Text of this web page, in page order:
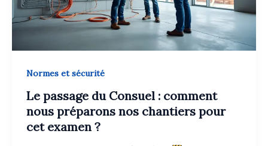
Normes et sécurité
Le passage du Consuel : comment
nous préparons nos chantiers pour
cet examen ?